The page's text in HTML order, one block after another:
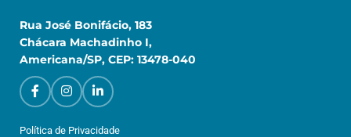
Rua José Bonifácio, 183
Chácara Machadinho I,
Americana/SP, CEP: 13478-040
Política de Privacidade